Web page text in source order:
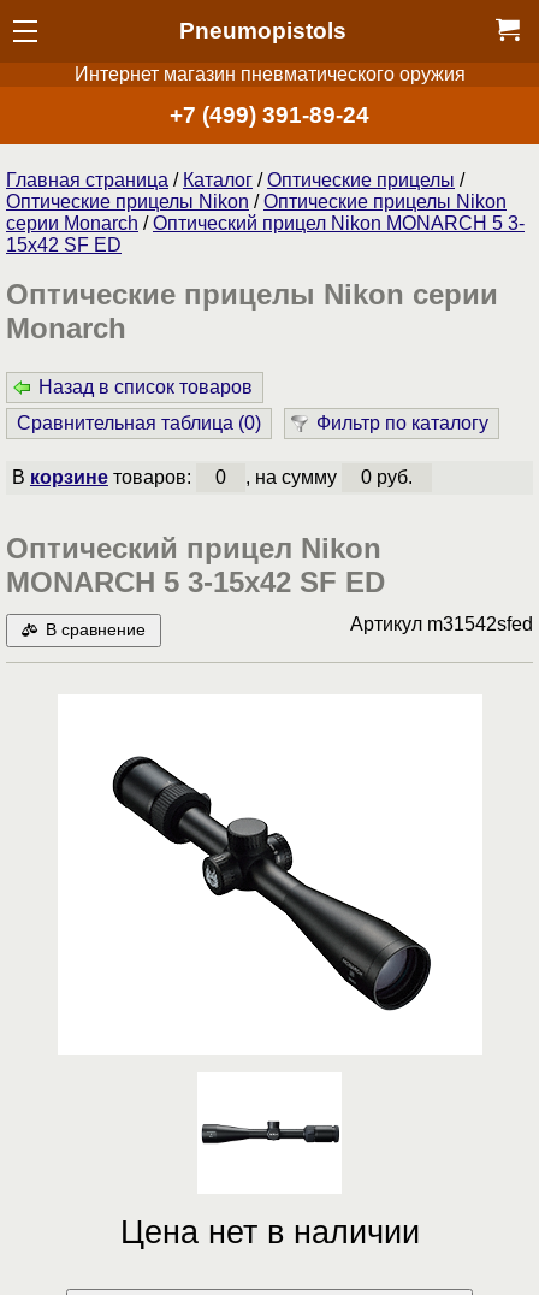
Pneumopistols
Интернет магазин пневматического оружия
+7 (499) 391-89-24
Главная страница / Каталог /Оптические прицелы /
Оптические прицелы Nikon /Оптические прицелы Nikon
серии Monarch /Оптический прицел Nikon MONARCH 5 3-
15x42 SF ED
Оптические прицелы Nikon серии
Monarch
Назад в список товаров
Сравнительная таблица (0) Фильтр по каталогу
В корзинетоваров: 0 , на сумму 0 руб.
Оптический прицел Nikon
MONARCH 5 3-15x42 SF ED
В сравнение Артикул m31542sfed
Цена нет в наличии